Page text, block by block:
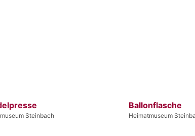
Steinbach
Ballonflasche
Heimatmuseum